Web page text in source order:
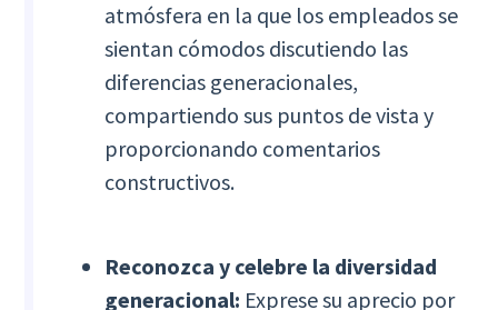
atmósfera en la que los empleados se
sientan cómodos discutiendo las
diferencias generacionales,
compartiendo sus puntos de vista y
proporcionando comentarios
constructivos.
Reconozca y celebre la diversidad
generacional: Exprese su aprecio por